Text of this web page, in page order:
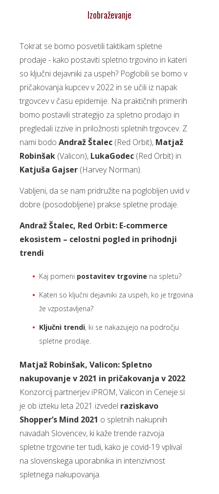
Izobraževanje
Tokrat se bomo posvetili taktikam spletne
prodaje - kako postaviti spletno trgovino in kateri
so ključni dejavniki za uspeh? Poglobili se bomo v
pričakovanja kupcev v 2022 in se učili iz napak
trgovcev v času epidemije. Na praktičnih primerih
bomo postavili strategijo za spletno prodajo in
pregledali izzive in priložnosti spletnih trgovcev. Z
nami bodo Andraž Štalec (Red Orbit), Matjaž
Robinšak (Valicon), LukaGodec (Red Orbit) in
Katjuša Gajser (Harvey Norman).
Vabljeni, da se nam pridružite na poglobljen uvid v
dobre (posodobljene) prakse spletne prodaje.
Andraž Štalec, Red Orbit: E-commerce
ekosistem – celostni pogled in prihodnji
trendi
Kaj pomeni postavitev trgovine na spletu?
Kateri so ključni dejavniki za uspeh, ko je trgovina
že vzpostavljena?
Ključni trendi, ki se nakazujejo na področju
spletne prodaje.
Matjaž Robinšak, Valicon: Spletno
nakupovanje v 2021 in pričakovanja v 2022
Konzorcij partnerjev iPROM, Valicon in Ceneje.si
je ob izteku leta 2021 izvedel raziskavo
Shopper’s Mind 2021 o spletnih nakupnih
navadah Slovencev, ki kaže trende razvoja
spletne trgovine ter tudi, kako je covid-19 vplival
na slovenskega uporabnika in intenzivnost
spletnega nakupovanja.